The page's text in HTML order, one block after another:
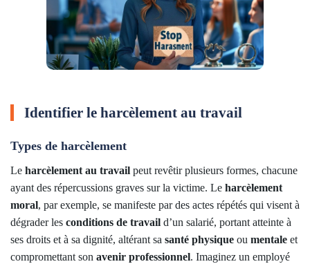
Identifier le harcèlement au travail
Types de harcèlement
Le harcèlement au travail peut revêtir plusieurs formes, chacune
ayant des répercussions graves sur la victime. Le harcèlement
moral, par exemple, se manifeste par des actes répétés qui visent à
dégrader les conditions de travail d’un salarié, portant atteinte à
ses droits et à sa dignité, altérant sa santé physique ou mentale et
compromettant son avenir professionnel. Imaginez un employé